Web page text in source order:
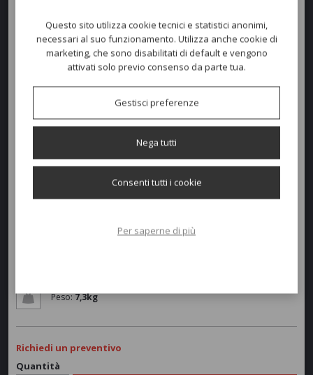
doghe di Teak certificato FSC®.
Rendendo questo mix sofisticato e accattivante.
La linea Twins viene realizzata anche interamente in Teak sempre
certificato FSC®.
Colori disponibili
62cm
Peso:7,3kg
Richiedi un preventivo
Quantità
Questo sito utilizza cookie tecnici e statistici anonimi,
necessari al suo funzionamento. Utilizza anche cookie di
marketing, che sono disabilitati di default e vengono
attivati solo previo consenso da parte tua.
Gestisci preferenze
Nega tutti
Consenti tutti i cookie
Per saperne di più